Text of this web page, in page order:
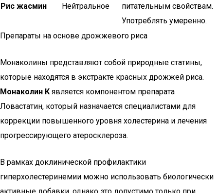
Рис жасмин Нейтральное
питательным свойствам.
Употреблять умеренно.
Препараты на основе дрожжевого риса
Монаколины представляют собой природные статины,
которые находятся в экстракте красных дрожжей риса.
Монаколин К является компонентом препарата
Ловастатин, который назначается специалистами для
коррекции повышенного уровня холестерина и лечения
прогрессирующего атеросклероза.
В рамках доклинической профилактики
гиперхолестеринемии можно использовать биологически